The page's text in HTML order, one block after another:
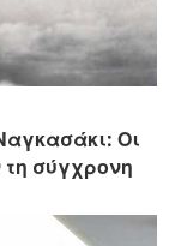
Οι
σύγχρονη